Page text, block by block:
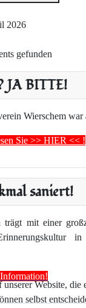
JA BITTE!
Wierschem
Sie >> HIER << !
saniert!
mit einer
in
2026
gefunden
Website, die
selbst